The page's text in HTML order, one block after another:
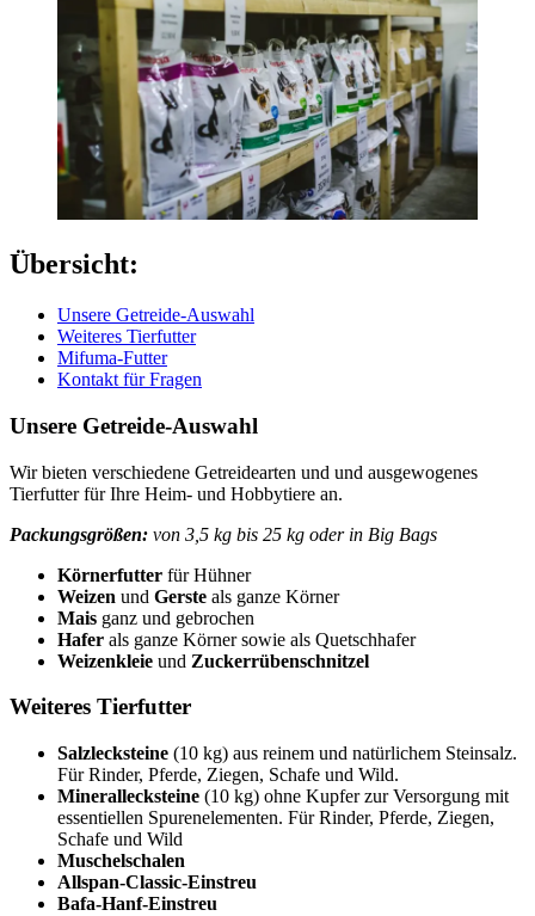
Übersicht:
Unsere Getreide-Auswahl
Weiteres Tierfutter
Mifuma-Futter
Kontakt für Fragen
Unsere Getreide-Auswahl
Wir bieten verschiedene Getreidearten und und ausgewogenes
Tierfutter für Ihre Heim- und Hobbytiere an.
Packungsgrößen: von 3,5 kg bis 25 kg oder in Big Bags
Körnerfutter für Hühner
Weizen und Gerste als ganze Körner
Mais ganz und gebrochen
Hafer als ganze Körner sowie als Quetschhafer
Weizenkleie und Zuckerrübenschnitzel
Weiteres Tierfutter
Salzlecksteine (10 kg) aus reinem und natürlichem Steinsalz.
Für Rinder, Pferde, Ziegen, Schafe und Wild.
Minerallecksteine (10 kg) ohne Kupfer zur Versorgung mit
essentiellen Spurenelementen. Für Rinder, Pferde, Ziegen,
Schafe und Wild
Muschelschalen
Allspan-Classic-Einstreu
Bafa-Hanf-Einstreu